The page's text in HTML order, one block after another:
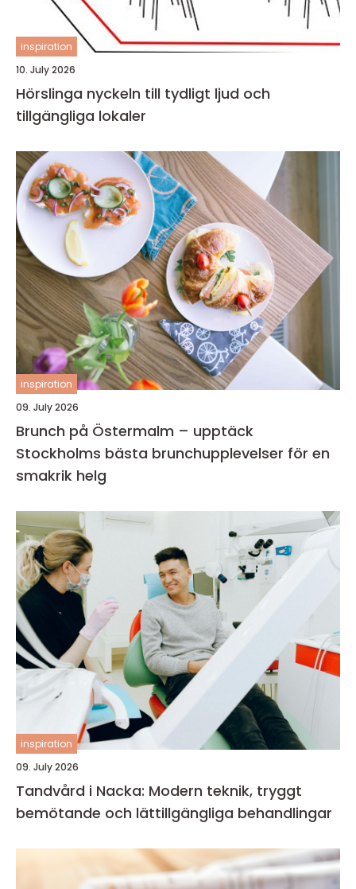
inspiration
10. July 2026
Hörslinga nyckeln till tydligt ljud och
tillgängliga lokaler
inspiration
09. July 2026
Brunch på Östermalm – upptäck
Stockholms bästa brunchupplevelser för en
smakrik helg
inspiration
09. July 2026
Tandvård i Nacka: Modern teknik, tryggt
bemötande och lättillgängliga behandlingar